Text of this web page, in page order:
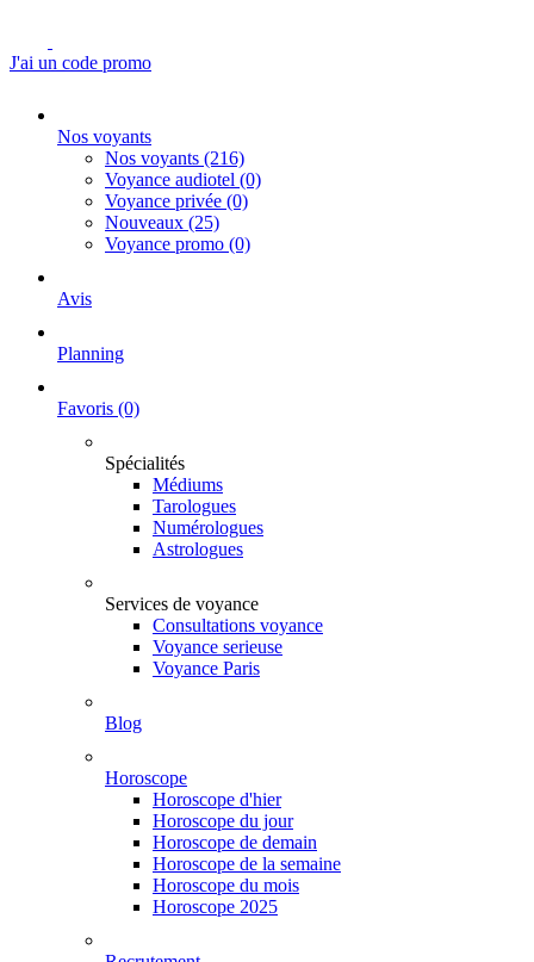
J'ai un code promo
Nos voyants
Nos voyants (216)
Voyance audiotel (0)
Voyance privée (0)
Nouveaux (25)
Voyance promo (0)
Avis
Planning
Favoris (0)
Spécialités
Médiums
Tarologues
Numérologues
Astrologues
Services de voyance
Consultations voyance
Voyance serieuse
Voyance Paris
Blog
Horoscope
Horoscope d'hier
Horoscope du jour
Horoscope de demain
Horoscope de la semaine
Horoscope du mois
Horoscope 2025